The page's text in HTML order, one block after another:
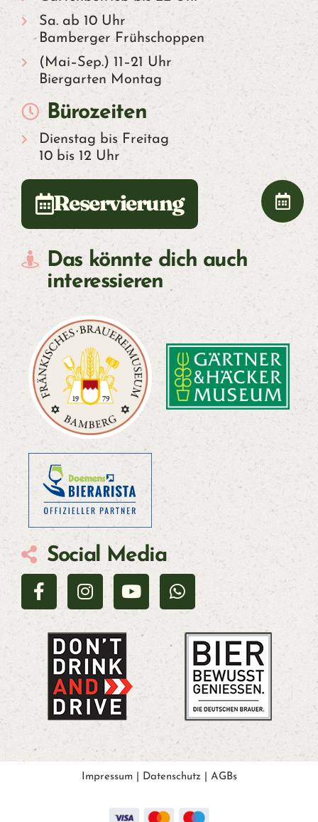
L
E
S
B
I
E
R
W
E
L
T
Ü
B
E
R
U
N
S
M
E
R
Sa. ab 10 Uhr
Bamberger Frühschoppen
(Mai–Sep.) 11–21 Uhr
Biergarten Montag
Bürozeiten
Dienstag bis Freitag
10 bis 12 Uhr
Reservierung
Das könnte dich auch
interessieren
Social Media
Impressum| Datenschutz| AGBs